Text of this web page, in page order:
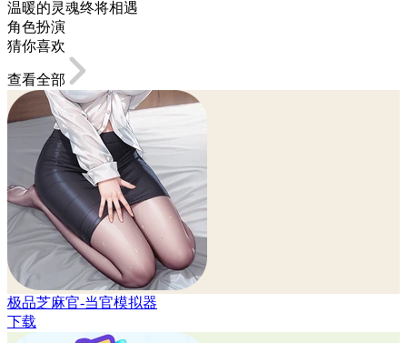
温暖的灵魂终将相遇
角色扮演
猜你喜欢
查看全部
极品芝麻官-当官模拟器
下载